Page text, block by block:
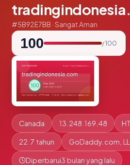
#5B92E7BB · Sangat Aman
100 / 100
Canada 13.248.169.48
22.7 tahun GoDaddy.com,
Diperbarui3 bulan yang lalu